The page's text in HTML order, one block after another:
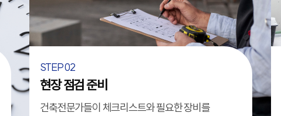
STEP 02
현장 점검 준비
건축전문가들이 체크리스트와 필요한 장비를